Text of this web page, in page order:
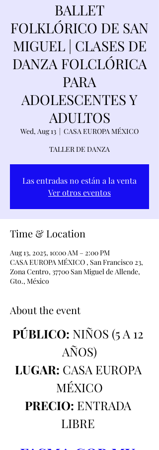
BALLET
FOLKLÓRICO DE SAN
MIGUEL | CLASES DE
DANZA FOLCLÓRICA
PARA
ADOLESCENTES Y
ADULTOS
Wed, Aug 13
  |
CASA EUROPA MÉXICO
TALLER DE DANZA
Las entradas no están a la venta
Ver otros eventos
Time & Location
Aug 13, 2025, 10:00 AM – 2:00 PM
CASA EUROPA MÉXICO , San Francisco 23,
Zona Centro, 37700 San Miguel de Allende,
Gto., México
About the event
PÚBLICO: NIÑOS (5 A 12
AÑOS)
LUGAR: CASA EUROPA
MÉXICO
PRECIO: ENTRADA
LIBRE